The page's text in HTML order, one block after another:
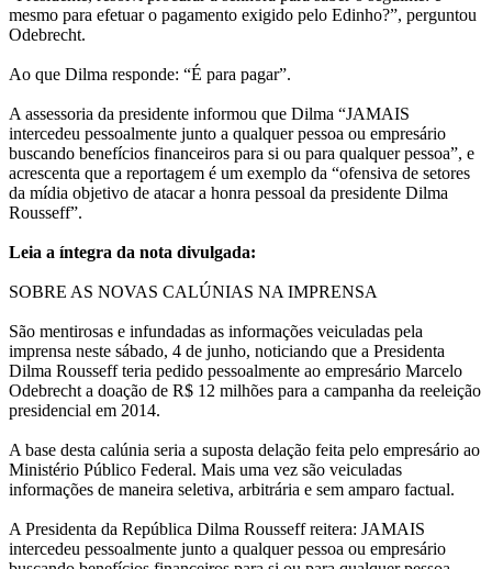
mesmo para efetuar o pagamento exigido pelo Edinho?”, perguntou
Odebrecht.
Ao que Dilma responde: “É para pagar”.
A assessoria da presidente informou que Dilma “JAMAIS
intercedeu pessoalmente junto a qualquer pessoa ou empresário
buscando benefícios financeiros para si ou para qualquer pessoa”, e
acrescenta que a reportagem é um exemplo da “ofensiva de setores
da mídia objetivo de atacar a honra pessoal da presidente Dilma
Rousseff”.
Leia a íntegra da nota divulgada:
SOBRE AS NOVAS CALÚNIAS NA IMPRENSA
São mentirosas e infundadas as informações veiculadas pela
imprensa neste sábado, 4 de junho, noticiando que a Presidenta
Dilma Rousseff teria pedido pessoalmente ao empresário Marcelo
Odebrecht a doação de R$ 12 milhões para a campanha da reeleição
presidencial em 2014.
A base desta calúnia seria a suposta delação feita pelo empresário ao
Ministério Público Federal. Mais uma vez são veiculadas
informações de maneira seletiva, arbitrária e sem amparo factual.
A Presidenta da República Dilma Rousseff reitera: JAMAIS
intercedeu pessoalmente junto a qualquer pessoa ou empresário